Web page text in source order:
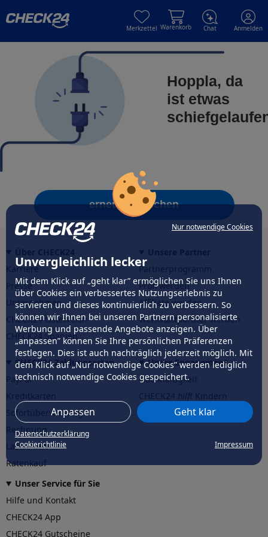
Nur notwendige Cookies
Unvergleichlich lecker
Mit dem Klick auf „geht klar” ermöglichen Sie uns Ihnen
über Cookies ein verbessertes Nutzungserlebnis zu
servieren und dieses kontinuierlich zu verbessern. So
können wir Ihnen bei unseren Partnern personalisierte
Werbung und passende Angebote anzeigen. Über
„anpassen” können Sie Ihre persönlichen Präferenzen
festlegen. Dies ist auch nachträglich jederzeit möglich. Mit
dem Klick auf „Nur notwendige Cookies” werden lediglich
technisch notwendige Cookies gespeichert.
Anpassen Geht klar
Datenschutzerklärung
Cookierichtlinie
Impressum
Merkzettel Warenkorb Chat Anmelden
Hoppla, da
ist etwas
erneut versuchen
Karriere
Presse
Unternehmen
CHECK24 Österreich
CHECK24 Spanien
Partnerprogramm
Profi werden
Affiliate werden
Werkstattpartner werden
CHECK24 Zahlungsarten
PayPal
Sofortüberweisung
Rechnung
Lastschrift
Ratenkauf
Unser Engagement
Nachhaltigkeit
CHECK24hilftder Natur
Unser Service für Sie
Hilfe und Kontakt
CHECK24 App
CHECK24 Gutscheine